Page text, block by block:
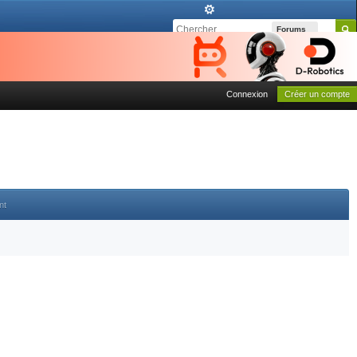
Forums
Connexion Créer un compte